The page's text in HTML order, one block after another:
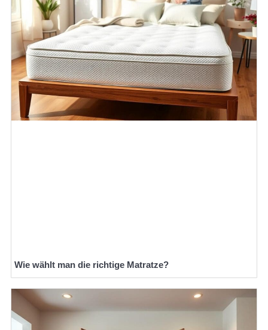
Wie wählt man die richtige Matratze?